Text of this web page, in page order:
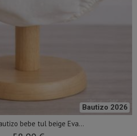
Bautizo 2026
bebe tul beige Eva...